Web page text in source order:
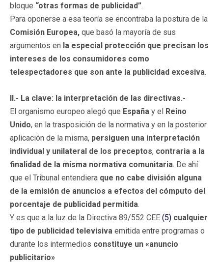
bloque “otras formas de publicidad”.
Para oponerse a esa teoría se encontraba la postura de la
Comisión Europea, que basó la mayoría de sus
argumentos en la especial protección que precisan los
intereses de los consumidores como
telespectadores que son ante la publicidad excesiva.
II.- La clave: la interpretación de las directivas.-
El organismo europeo alegó que España y el Reino
Unido, en la trasposición de la normativa y en la posterior
aplicación de la misma, persiguen una interpretación
individual y unilateral de los preceptos, contraria a la
finalidad de la misma normativa comunitaria. De ahí
que el Tribunal entendiera que no cabe división alguna
de la emisión de anuncios a efectos del cómputo del
porcentaje de publicidad permitida.
Y es que a la luz de la Directiva 89/552 CEE (5) cualquier
tipo de publicidad televisiva emitida entre programas o
durante los intermedios constituye un «anuncio
publicitario»